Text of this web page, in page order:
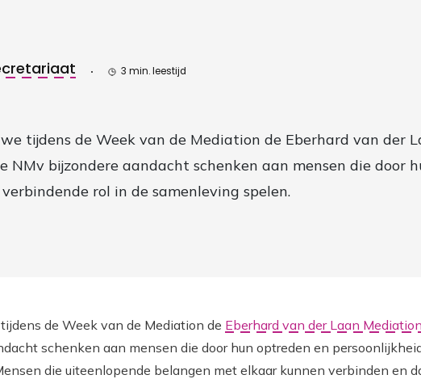
3 min. leestijd
tijdens de Week van de Mediation de Eberhard van der
NMv bijzondere aandacht schenken aan mensen die door
rol in de samenleving spelen.
de Week van de Mediation de Eberhard van der Laan
schenken aan mensen die door hun optreden en
die uiteenlopende belangen met elkaar kunnen verbinden en